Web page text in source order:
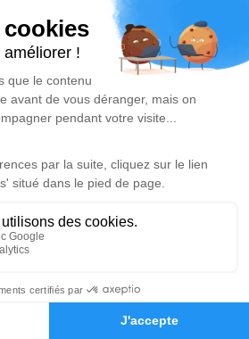
Hommages
vos pensées à travers des
Cet endroit est un lieu
honorer la mémoire de Denise
2021 à 15h00
de Cercoux
Je rends hommage